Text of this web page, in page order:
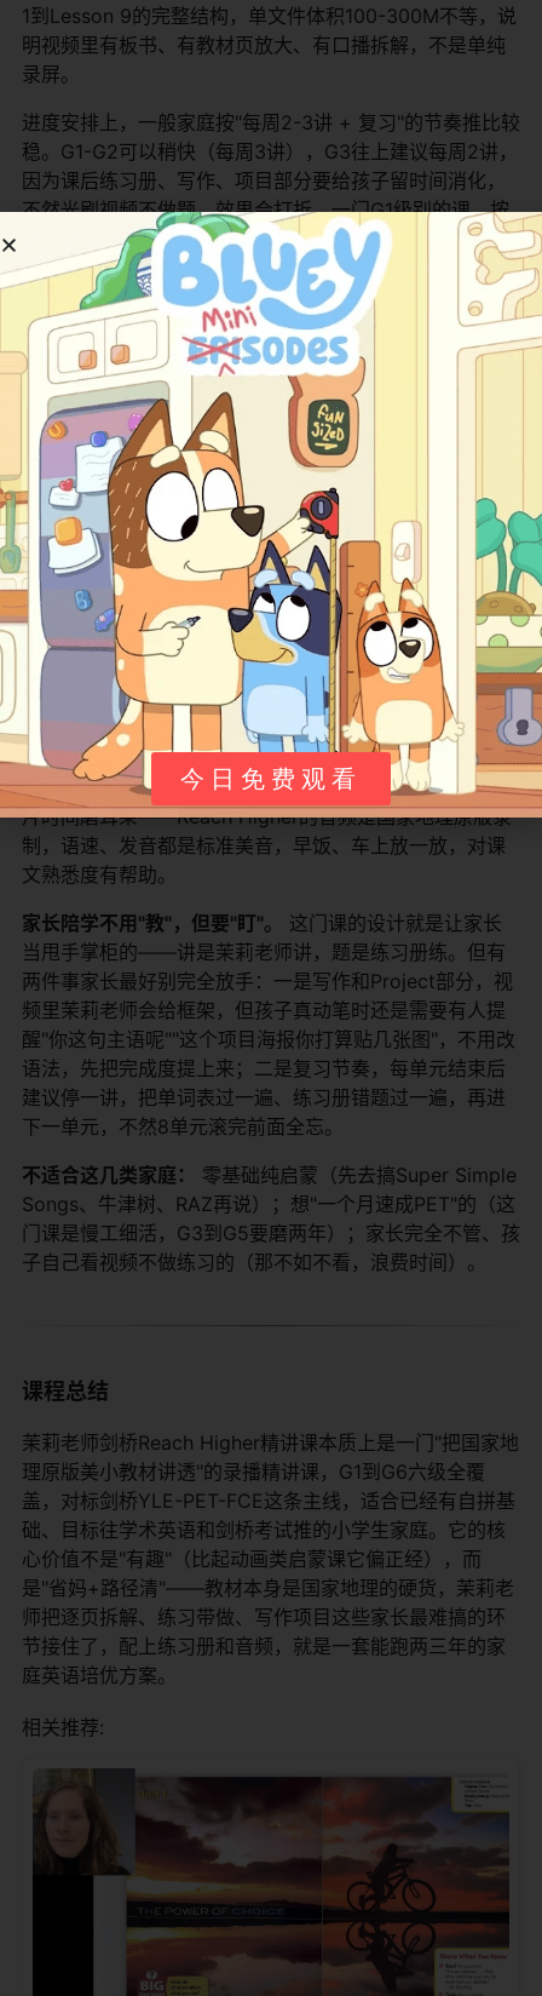
1到Lesson 9的完整结构，单文件体积100-300M不等，说
明视频里有板书、有教材页放大、有口播拆解，不是单纯
录屏。
进度安排上，一般家庭按"每周2-3讲 + 复习"的节奏推比较
稳。G1-G2可以稍快（每周3讲），G3往上建议每周2讲，
因为课后练习册、写作、项目部分要给孩子留时间消化，
不然光刷视频不做题，效果会打折。一门G1级别的课，按
每周3讲算大概5个月刷完；G3级别按每周2讲算要9个月
左右，这是比较 realistic 的节奏。
课程建议
选级不要只看孩子在校年级，要看实测水平。
Higher是美小原版教材，G1开篇就有一定词汇量要求（颜
色、数字、家庭成员、简单动词过去式这些要熟），如果
孩子校内英语刚起步、没做过自然拼读，直接上G1也会吃
力。比较稳妥的办法是先翻一下G1 Unit 1的教材页或者试
听一讲，能跟上70%再入；跟不上就先补半年自拼和RAZ
D-E级别再回来。
配套要买齐三样：学生书、练习册、音频。​ 茉莉老师的精
讲是对着学生书一页页走的，光看视频不翻书，孩子眼睛
里没有"文本感"，久了会发现"听得懂但看不到"。练习册必
须配，因为视频里讲的很多题就是练习册原题，让孩子暂
停先做、再听讲解，比一路播放效果好得多。音频用于碎
片时间磨耳朵——Reach Higher的音频是国家地理原版录
制，语速、发音都是标准美音，早饭、车上放一放，对课
文熟悉度有帮助。
家长陪学不用"教"，但要"盯"。
​ 这门课的设计就是让家长
当甩手掌柜的——讲是茉莉老师讲，题是练习册练。但有
两件事家长最好别完全放手：一是写作和Project部分，视
频里茉莉老师会给框架，但孩子真动笔时还是需要有人提
醒"你这句主语呢""这个项目海报你打算贴几张图"，不用改
语法，先把完成度提上来；二是复习节奏，每单元结束后
建议停一讲，把单词表过一遍、练习册错题过一遍，再进
下一单元，不然8单元滚完前面全忘。
不适合这几类家庭：
​ 零基础纯启蒙（先去搞Super Simple
Songs、牛津树、RAZ再说）；想"一个月速成PET"的（这
门课是慢工细活，G3到G5要磨两年）；家长完全不管、孩
子自己看视频不做练习的（那不如不看，浪费时间）。
课程总结
茉莉老师剑桥Reach Higher精讲课本质上是一门"把国家地
理原版美小教材讲透"的录播精讲课，G1到G6六级全覆
盖，对标剑桥YLE-PET-FCE这条主线，适合已经有自拼基
础、目标往学术英语和剑桥考试推的小学生家庭。它的核
心价值不是"有趣"（比起动画类启蒙课它偏正经），而
是"省妈+路径清"——教材本身是国家地理的硬货，茉莉老
师把逐页拆解、练习带做、写作项目这些家长最难搞的环
节接住了，配上练习册和音频，就是一套能跑两三年的家
庭英语培优方案。
相关推荐:
今日免费观看